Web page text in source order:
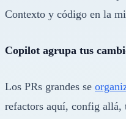
Contexto y código en la
Copilot agrupa tus
Los PRs grandes se
refactors aquí, config allá,